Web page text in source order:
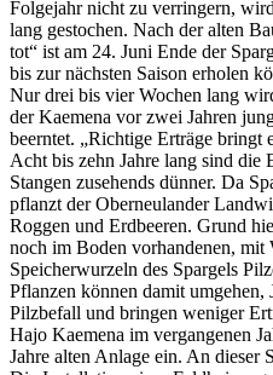
Folgejahr nicht zu verringern,
lang gestochen. Nach der alten
tot“ ist am 24. Juni Ende der
bis zur nächsten Saison erholen
Nur drei bis vier Wochen lang
der Kaemena vor zwei Jahren
beerntet. „Richtige Erträge bringt
Acht bis zehn Jahre lang sind die
Stangen zusehends dünner. Da
pflanzt der Oberneulander
Roggen und Erdbeeren. Grund
noch im Boden vorhandenen, mit
Speicherwurzeln des Spargels
Pflanzen können damit
Pilzbefall und bringen weniger
Hajo Kaemena im vergangenen
Jahre alten Anlage ein. An dieser